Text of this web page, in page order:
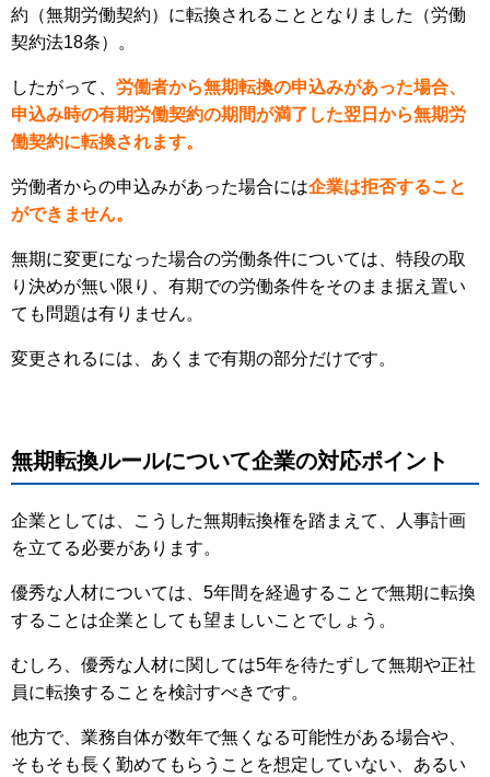
約（無期労働契約）に転換されることとなりました（労働
契約法18条）。
したがって、 労働者から無期転換の申込みがあった場合、
申込み時の有期労働契約の期間が満了した翌日から無期労
働契約に転換されます。
労働者からの申込みがあった場合には企業は拒否すること
ができません。
無期に変更になった場合の労働条件については、特段の取
り決めが無い限り、有期での労働条件をそのまま据え置い
ても問題は有りません。
変更されるには、あくまで有期の部分だけです。
無期転換ルールについて企業の対応ポイント
企業としては、こうした無期転換権を踏まえて、人事計画
を立てる必要があります。
優秀な人材については、5年間を経過することで無期に転換
することは企業としても望ましいことでしょう。
むしろ、優秀な人材に関しては5年を待たずして無期や正社
員に転換することを検討すべきです。
他方で、業務自体が数年で無くなる可能性がある場合や、
そもそも長く勤めてもらうことを想定していない、あるい